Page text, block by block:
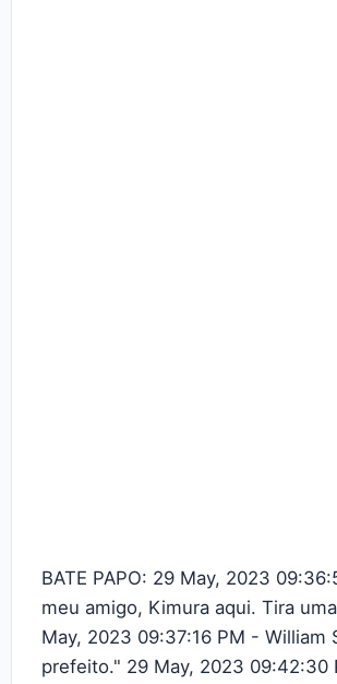
BATE PAPO: 29 May, 2023
meu amigo, Kimura aqui. Tira
May, 2023 09:37:16 PM -
prefeito." 29 May, 2023 09:42:30